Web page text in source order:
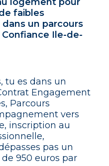
faibles
un parcours
Ile-de-
tu es dans un
Engagement
Parcours
vers
inscription au
pas un
950 euros par